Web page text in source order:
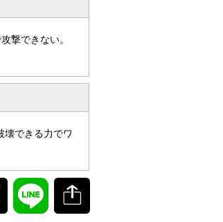
撃できない。
壊できる力でワ